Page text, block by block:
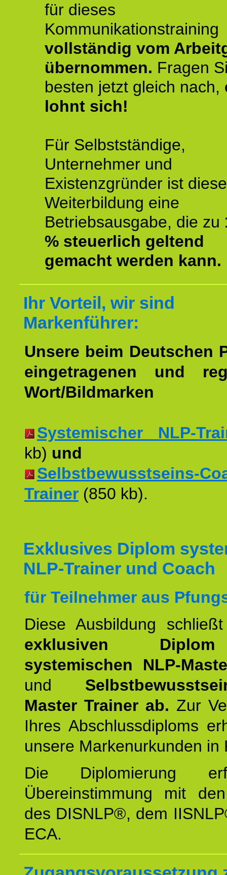
für dieses
Kommunikationstraining
vollständig vom
übernommen. Fragen
besten jetzt gleich nach,
lohnt sich!
Für Selbstständige,
Unternehmer und
Existenzgründer ist diese
Weiterbildung eine
Betriebsausgabe, die zu
% steuerlich geltend
gemacht werden kann.
Ihr Vorteil, wir sind
Markenführer:
Unsere beim Deutschen
eingetragenen und
Wort/Bildmarken
Systemischer NLP-
kb) und
Selbstbewusstseins-
Trainer (850 kb).
Exklusives Diplom
NLP-Trainer und Coach
für Teilnehmer aus
Diese Ausbildung
exklusiven
systemischen NLP-
und
Master Trainer ab. Zur
Ihres Abschlussdiploms
unsere Markenurkunden in
Die Diplomierung
Übereinstimmung mit
des DISNLP®, dem
ECA.